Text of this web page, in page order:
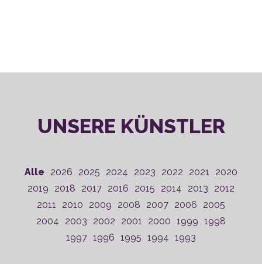
UNSERE KÜNSTLER
Alle 2026 2025 2024 2023 2022 2021
2020
2019
2018 2017 2016 2015 2014 2013
2012
2011
2010 2009 2008 2007 2006
2005
2004
2003 2002 2001 2000 1999 1998
1997 1996 1995 1994 1993